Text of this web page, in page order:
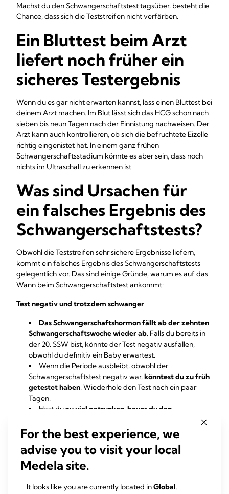
Machst du den Schwangerschaftstest tagsüber, besteht die
Chance, dass sich die Teststreifen nicht verfärben.
Ein Bluttest beim Arzt
liefert noch früher ein
sicheres Testergebnis
Wenn du es gar nicht erwarten kannst, lass einen Bluttest bei
deinem Arzt machen. Im Blut lässt sich das HCG schon nach
sieben bis neun Tagen nach der Einnistung nachweisen. Der
Arzt kann auch kontrollieren, ob sich die befruchtete Eizelle
richtig eingenistet hat. In einem ganz frühen
Schwangerschaftsstadium könnte es aber sein, dass noch
nichts im Ultraschall zu erkennen ist.
Was sind Ursachen für
ein falsches Ergebnis des
Schwangerschaftstests?
Obwohl die Teststreifen sehr sichere Ergebnisse liefern,
kommt ein falsches Ergebnis des Schwangerschaftstests
gelegentlich vor. Das sind einige Gründe, warum es auf das
Wann beim Schwangerschaftstest ankommt:
Test negativ und trotzdem schwanger
Das Schwangerschaftshormon fällt ab der zehnten
Schwangerschaftswoche wieder ab. Falls du bereits in
der 20. SSW bist, könnte der Test negativ ausfallen,
obwohl du definitiv ein Baby erwartest.
Wenn die Periode ausbleibt, obwohl der
Schwangerschaftstest negativ war,könntest du zu früh
getestet haben. Wiederhole den Test nach ein paar
Tagen.
Hast duzu viel getrunken, bevor du den
Ergebnis „verwässert“ worden sein.
Test positiv und trotzdem nicht schwanger
Wenn der Test positiv ist, du aber trotzdem deine
einenAbgang oder um eine frühe
For the best experience, we
advise you to visit your local
Medela site.
It looks like you are currently located inGlobal.